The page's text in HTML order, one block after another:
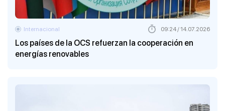
Los países de la OCS refuerzan la cooperación en
energías renovables
Internacional 09:24 / 14.07.2026